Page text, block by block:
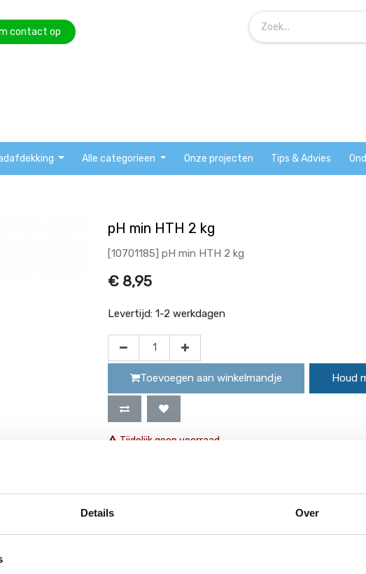
Details Over
contact op
Alle categorieen Onze projecten Tips & Advies
pH min HTH 2 kg
[10701185] pH min HTH 2 kg
€ 8,95
Levertijd: 1-2 werkdagen
Toevoegen aan winkelmandje Houd
Tijdelijk geen voorraad